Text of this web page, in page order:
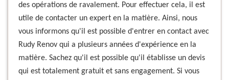
des opérations de ravalement. Pour effectuer cela, il est
utile de contacter un expert en la matière. Ainsi, nous
vous informons qu'il est possible d'entrer en contact avec
Rudy Renov qui a plusieurs années d'expérience en la
matière. Sachez qu'il est possible qu'il établisse un devis
qui est totalement gratuit et sans engagement. Si vous